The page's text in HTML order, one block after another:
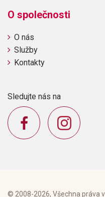
O společnosti
O nás
Služby
Kontakty
Sledujte nás na
© 2008-2026, Všechna práva